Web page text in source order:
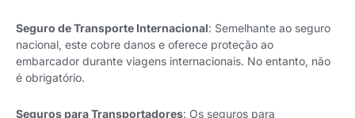
Seguro de Transporte Internacional: Semelhante ao seguro
nacional, este cobre danos e oferece proteção ao
embarcador durante viagens internacionais. No entanto, não
é obrigatório.
Seguros para Transportadores: Os seguros para